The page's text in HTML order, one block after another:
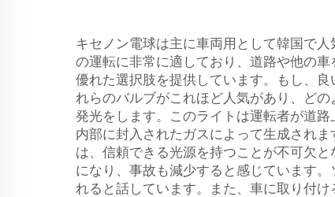
キセノン電球は主に車両用として韓国で
の運転に非常に適しており、道路や他の
優れた選択肢を提供しています。もし、
れらのバルブがこれほど人気があり、ど
発光をします。このライトは運転者が道
内部に封入されたガスによって生成され
は、信頼できる光源を持つことが不可欠
になり、事故も減少すると感じています
れると話しています。また、車に取り付